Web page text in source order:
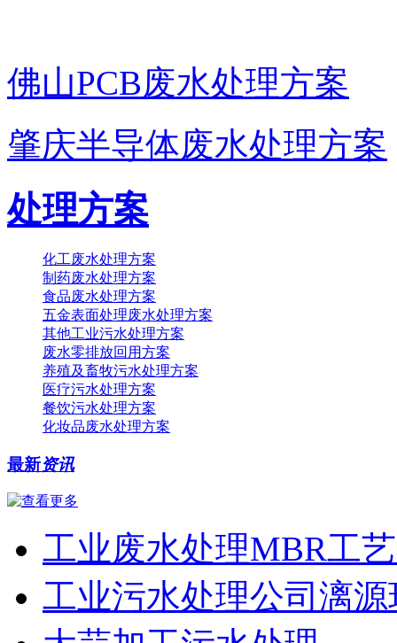
佛山PCB废水处理方案
肇庆半导体废水处理方案
处理方案
化工废水处理方案
制药废水处理方案
食品废水处理方案
五金表面处理废水处理方案
其他工业污水处理方案
废水零排放回用方案
养殖及畜牧污水处理方案
医疗污水处理方案
餐饮污水处理方案
化妆品废水处理方案
最新资讯
工业废水处理MBR工
工业污水处理公司漓